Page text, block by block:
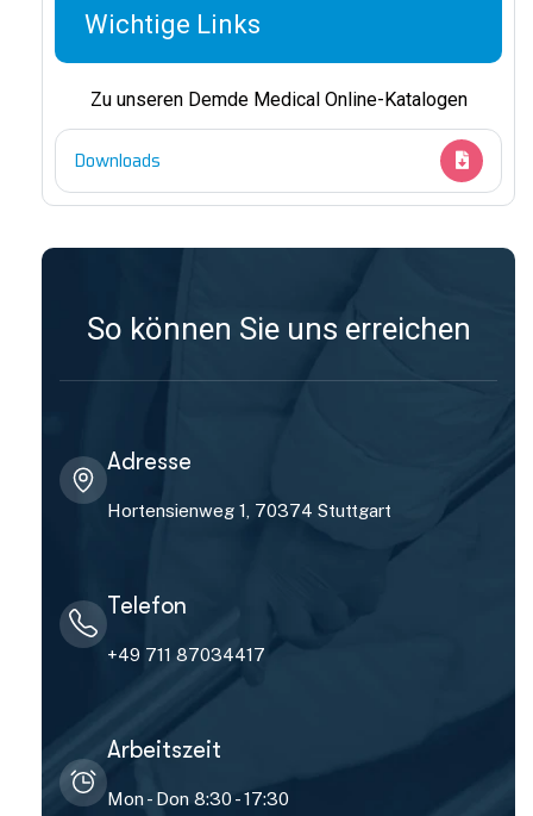
Wichtige Links
Zu unseren Demde Medical Online-Katalogen
Downloads
So können Sie uns erreichen
Adresse
Hortensienweg 1, 70374 Stuttgart
Telefon
+49 711 87034417
Arbeitszeit
Mon - Don 8:30 - 17:30